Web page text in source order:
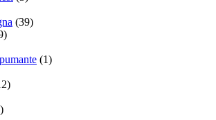
(39)
(1)